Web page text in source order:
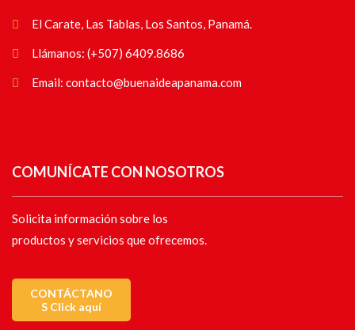
El Carate, Las Tablas, Los Santos, Panamá.
Llámanos: (+507) 6409.8686
Email: contacto@buenaideapanama.com
COMUNÍCATE CON NOSOTROS
Solicita información sobre los
productos y servicios que ofrecemos.
CONTÁCTANO
S Click aquí